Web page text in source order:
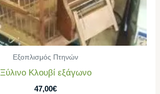
Εξοπλισμός Πτηνών
Ξύλινο Κλουβί εξάγωνο
47,00€